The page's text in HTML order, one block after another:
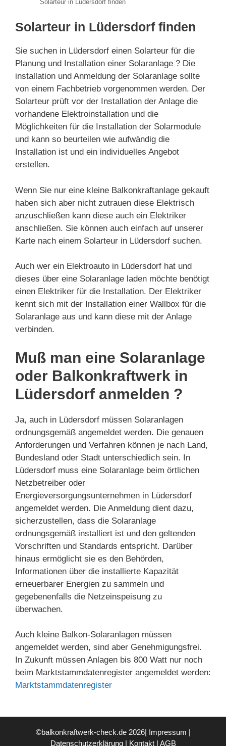
Solarteur in Lüdersdorf finden
Solarteur in Lüdersdorf finden
Sie suchen in Lüdersdorf einen Solarteur für die
Planung und Installation einer Solaranlage ? Die
installation und Anmeldung der Solaranlage sollte
von einem Fachbetrieb vorgenommen werden. Der
Solarteur prüft vor der Installation der Anlage die
vorhandene Elektroinstallation und die
Möglichkeiten für die Installation der Solarmodule
und kann so beurteilen wie aufwändig die
Installation ist und ein individuelles Angebot
erstellen.
Wenn Sie nur eine kleine Balkonkraftanlage gekauft
haben sich aber nicht zutrauen diese Elektrisch
anzuschließen kann diese auch ein Elektriker
anschließen. Sie können auch einfach auf unserer
Karte nach einem Solarteur in Lüdersdorf suchen.
Auch wer ein Elektroauto in Lüdersdorf hat und
dieses über eine Solaranlage laden möchte benötigt
einen Elektriker für die Installation. Der Elektriker
kennt sich mit der Installation einer Wallbox für die
Solaranlage aus und kann diese mit der Anlage
verbinden.
Muß man eine Solaranlage
oder Balkonkraftwerk in
Lüdersdorf anmelden ?
Ja, auch in Lüdersdorf müssen Solaranlagen
ordnungsgemäß angemeldet werden. Die genauen
Anforderungen und Verfahren können je nach Land,
Bundesland oder Stadt unterschiedlich sein. In
Lüdersdorf muss eine Solaranlage beim örtlichen
Netzbetreiber oder
Energieversorgungsunternehmen in Lüdersdorf
angemeldet werden. Die Anmeldung dient dazu,
sicherzustellen, dass die Solaranlage
ordnungsgemäß installiert ist und den geltenden
Vorschriften und Standards entspricht. Darüber
hinaus ermöglicht sie es den Behörden,
Informationen über die installierte Kapazität
erneuerbarer Energien zu sammeln und
gegebenenfalls die Netzeinspeisung zu
überwachen.
Auch kleine Balkon-Solaranlagen müssen
angemeldet werden, sind aber Genehmigungsfrei.
In Zukunft müssen Anlagen bis 800 Watt nur noch
beim Marktstammdatenregister angemeldet werden:
Marktstammdatenregister
©balkonkraftwerk-check.de 2026| Impressum |
Datenschutzerklärung| Kontakt| AGB